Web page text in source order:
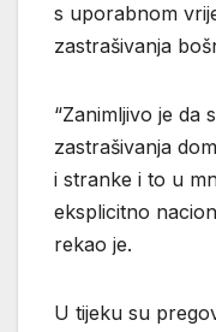
s uporabnom
zastrašivanja
“Zanimljivo je da
zastrašivanja
i stranke i to u
eksplicitno
rekao je.
U tijeku su